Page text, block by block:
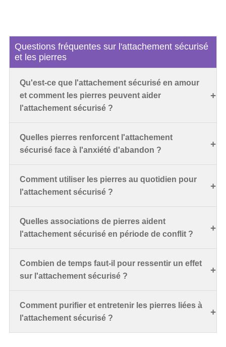
Questions fréquentes sur l'attachement sécurisé
et les pierres
Qu'est-ce que l'attachement sécurisé en amour
et comment les pierres peuvent aider
l'attachement sécurisé ?
Quelles pierres renforcent l'attachement
sécurisé face à l'anxiété d'abandon ?
Comment utiliser les pierres au quotidien pour
l'attachement sécurisé ?
Quelles associations de pierres aident
l'attachement sécurisé en période de conflit ?
Combien de temps faut-il pour ressentir un effet
sur l'attachement sécurisé ?
Comment purifier et entretenir les pierres liées à
l'attachement sécurisé ?